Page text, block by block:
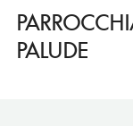
PALUDE